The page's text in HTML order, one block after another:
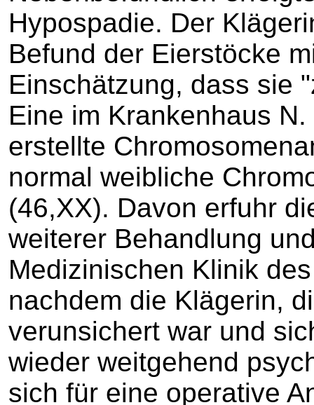
Hypospadie. Der
Befund der Eierstöcke
Einschätzung, dass sie
Eine im Krankenhaus
erstellte
normal weibliche
(46,XX). Davon erfuhr
weiterer Behandlung
Medizinischen Klinik
nachdem die Klägerin,
verunsichert war und
wieder weitgehend
sich für eine operative